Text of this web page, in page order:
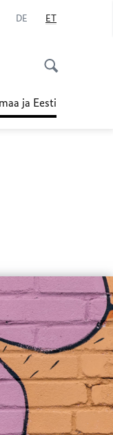
DE ET
ja Eesti